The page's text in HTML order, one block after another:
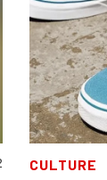
CULTURE